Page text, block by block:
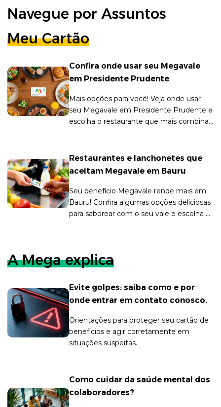
Navegue por Assuntos
Meu Cartão
Confira onde usar seu Megavale
em Presidente Prudente
Mais opções para você! Veja onde usar
seu Megavale em Presidente Prudente e
escolha o restaurante que mais combina
Restaurantes e lanchonetes que
aceitam Megavale em Bauru
Seu benefício Megavale rende mais em
Bauru! Confira algumas opções deliciosas
para saborear com o seu vale e escolha a
A Mega explica
Evite golpes: saiba como e por
onde entrar em contato conosco.
Orientações para proteger seu cartão de
benefícios e agir corretamente em
situações suspeitas.
Como cuidar da saúde mental dos
colaboradores?